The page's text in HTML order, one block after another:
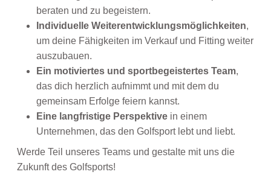
beraten und zu begeistern.
Individuelle Weiterentwicklungsmöglichkeiten,
um deine Fähigkeiten im Verkauf und Fitting weiter
auszubauen.
Ein motiviertes und sportbegeistertes Team,
das dich herzlich aufnimmt und mit dem du
gemeinsam Erfolge feiern kannst.
Eine langfristige Perspektive in einem
Unternehmen, das den Golfsport lebt und liebt.
Werde Teil unseres Teams und gestalte mit uns die
Zukunft des Golfsports!